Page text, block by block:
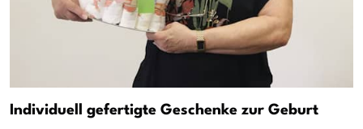
Individuell gefertigte Geschenke zur Geburt